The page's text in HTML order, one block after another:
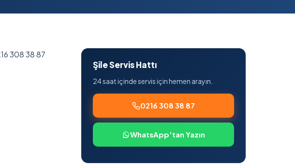
308 38 87
Şile Servis Hattı
24 saat içinde servis için hemen arayın.
0216 308 38 87
WhatsApp'tan Yazın